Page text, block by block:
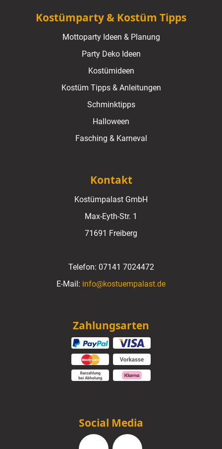
Kostümparty & Kostüm Tipps
Mottoparty Ideen & Planung
Party Deko Ideen
Kostümideen
Kostüm Tipps & Anleitungen
Schminktipps
Halloween
Fasching & Karneval
Kontakt
Kostümpalast GmbH
Max-Eyth-Str. 1
71691 Freiberg
Telefon: 07141 7024472
E-Mail: info@kostuempalast.de
Zahlungsarten
Social Media